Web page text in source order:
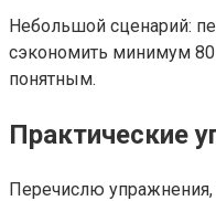
Небольшой сценарий:
сэкономить минимум
понятным.
Практические
Перечислю